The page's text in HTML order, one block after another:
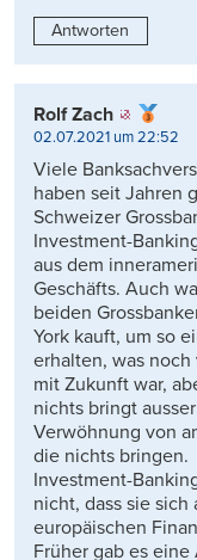
Antworten
Rolf Zach
02.07.2021 um 22:52
Viele
haben seit Jahren
Schweizer
Investment-
aus dem
Geschäfts. Auch
beiden
York kauft, um so
erhalten, was
mit Zukunft war,
nichts bringt
Verwöhnung von
die nichts bringen.
Investment-
nicht, dass sie
europäischen
Früher gab es